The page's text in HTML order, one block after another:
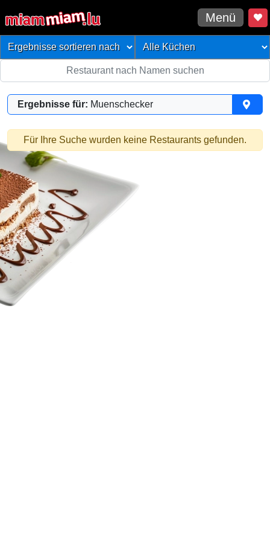
Menü
Ergebnisse für: Muenschecker
Für Ihre Suche wurden keine Restaurants gefunden.